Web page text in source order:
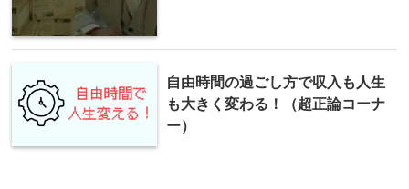
自由時間の過ごし方で収入も人生
も大きく変わる！（超正論コーナ
ー）